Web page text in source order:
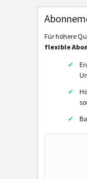
Für höhere
flexible